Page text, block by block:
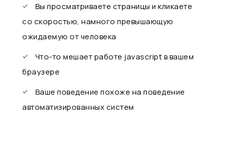
Вы просматриваете страницы и кликаете
со скоростью, намного превышающую
ожидаемую от человека
Что-то мешает работе javascript в вашем
браузере
Ваше поведение похоже на поведение
автоматизированных систем